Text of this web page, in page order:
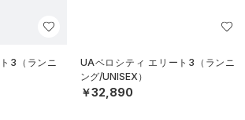
3（ランニ
UAベロシティ エリート3（ランニ
ング/UNISEX）
￥32,890